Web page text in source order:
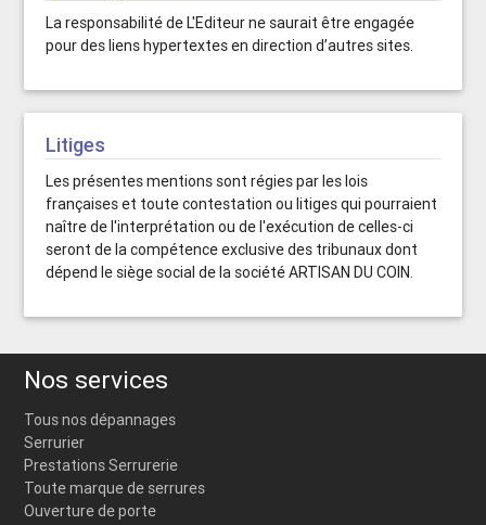
La responsabilité de L'Editeur ne saurait être engagée
pour des liens hypertextes en direction d’autres sites.
Litiges
Les présentes mentions sont régies par les lois
françaises et toute contestation ou litiges qui pourraient
naître de l'interprétation ou de l'exécution de celles-ci
seront de la compétence exclusive des tribunaux dont
dépend le siège social de la société ARTISAN DU COIN.
Nos services
Tous nos dépannages
Serrurier
Prestations Serrurerie
Toute marque de serrures
Ouverture de porte